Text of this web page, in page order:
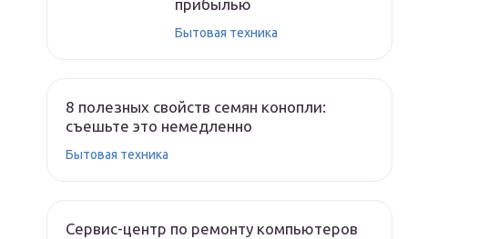
прибылью
Бытовая техника
8 полезных свойств семян конопли:
съешьте это немедленно
Бытовая техника
Сервис-центр по ремонту компьютеров